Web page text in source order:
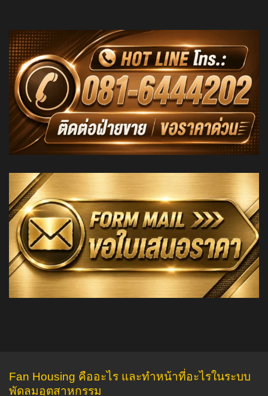
Fan Housing คืออะไร และทำหน้าที่อะไรในระบบ
พัดลมอุตสาหกรรม